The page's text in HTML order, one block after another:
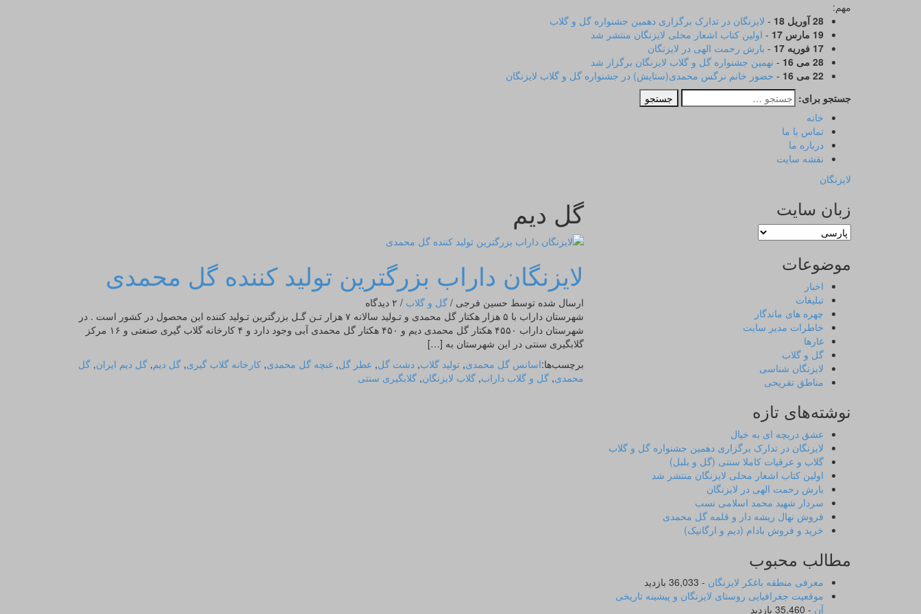
مهم:
28 آوریل 18
- لایزنگان در تدارک برگزاری دهمین جشنواره گل و گلاب
19 مارس 17
- اولین کتاب اشعار محلی لایزنگان منتشر شد
17 فوریه 17
- بارش رحمت الهی در لایزنگان
28 می 16
- نهمین جشنواره گل و گلاب لایزنگان برگزار شد
22 می 16
- حضور خانم نرگس محمدی(ستایش) در جشنواره گل و گلاب لایزنگان
جستجو برای:
خانه
تماس با ما
درباره ما
نقشه سایت
لایزنگان
گل دیم
لایزنگان داراب بزرگترین تولید کننده گل محمدی
ارسال شده توسط حسین فرجی / گل و گلاب / ۲ دیدگاه
شهرستان داراب با ۵ هزار هکتار گل محمدی و تـولید سالانه ۷ هزار تـن گـل بزرگترین تـولید کننده این محصول در کشور است . در
شهرستان داراب ۴۵۵۰ هکتار گل محمدی دیم و ۴۵۰ هکتار گل محمدی آبی وجود دارد و ۴ کارخانه گلاب گیری صنعتی و ۱۶ مرکز
گلابگیری سنتی در این شهرستان به […]
برچسب‌ها:اسانس گل محمدی, تولید گلاب, دشت گل, عطر گل, غنچه گل محمدی, کارخانه گلاب گیری, گل دیم, گل دیم ایران, گل
محمدی, گل و گلاب داراب, گلاب لایزنگان, گلابگیری سنتی
زبان سایت
موضوعات
اخبار
تبلیغات
چهره های ماندگار
خاطرات مدیر سایت
غارها
گل و گلاب
لایزنگان شناسی
مناطق تفریحی
نوشته‌های تازه
عشق دریچه ای به خیال
لایزنگان در تدارک برگزاری دهمین جشنواره گل و گلاب
گلاب و عرقیات کاملا سنتی (گل و بلبل)
اولین کتاب اشعار محلی لایزنگان منتشر شد
بارش رحمت الهی در لایزنگان
سردار شهید محمد اسلامی نسب
فروش نهال ریشه دار و قلمه گل محمدی
خرید و فروش بادام (دیم و ارگانیک)
مطالب محبوب
معرفی منطقه باغکر لایزنگان - 36,033 بازدید
موقعیت جغرافیایی روستای لایزنگان و پیشینه تاریخی
آن - 35,460 بازدید